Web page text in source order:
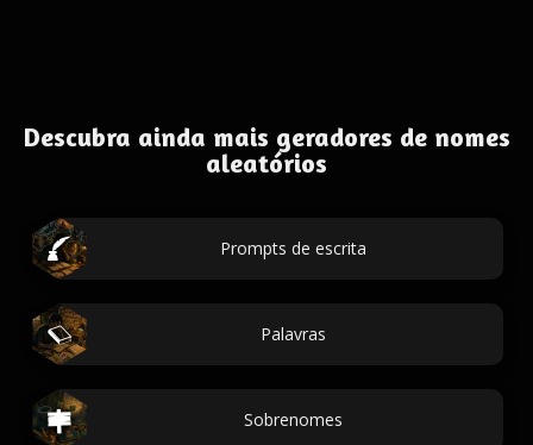
Descubra ainda mais geradores de nomes
aleatórios
Prompts de escrita
Palavras
Sobrenomes